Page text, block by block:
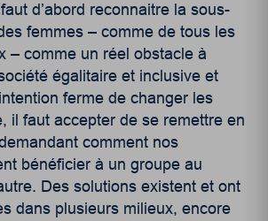
d’abord reconnaitre la sous-
femmes – comme de tous les
– comme un réel obstacle à
société égalitaire et inclusive et
ferme de changer les
il faut accepter de se remettre en
comment nos
bénéficier à un groupe au
Des solutions existent et ont
dans plusieurs milieux, encore